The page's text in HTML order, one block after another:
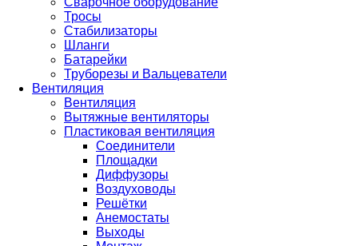
Тросы
Стабилизаторы
Шланги
Батарейки
Труборезы и Вальцеватели
Вентиляция
Вентиляция
Вытяжные вентиляторы
Пластиковая вентиляция
Соединители
Площадки
Диффузоры
Воздуховоды
Решётки
Анемостаты
Выходы